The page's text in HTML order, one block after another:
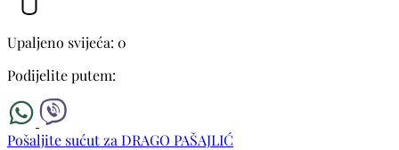
Upaljeno svijeća: 0
Podijelite putem:
Pošaljite sućut za DRAGO PAŠAJLIĆ